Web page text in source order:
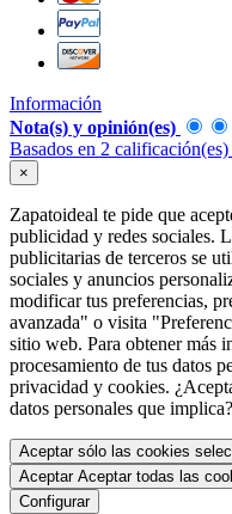
Información
Nota(s) y opinión(es)
Basados en 2 calificación(es)
×
Zapatoideal te pide que
publicidad y redes sociales.
publicitarias de terceros se
sociales y anuncios
modificar tus preferencias,
avanzada" o visita
sitio web. Para obtener más
procesamiento de tus datos
privacidad y cookies.
datos personales que implica?
Aceptar sólo las cookies
Aceptar Aceptar todas las
Configurar